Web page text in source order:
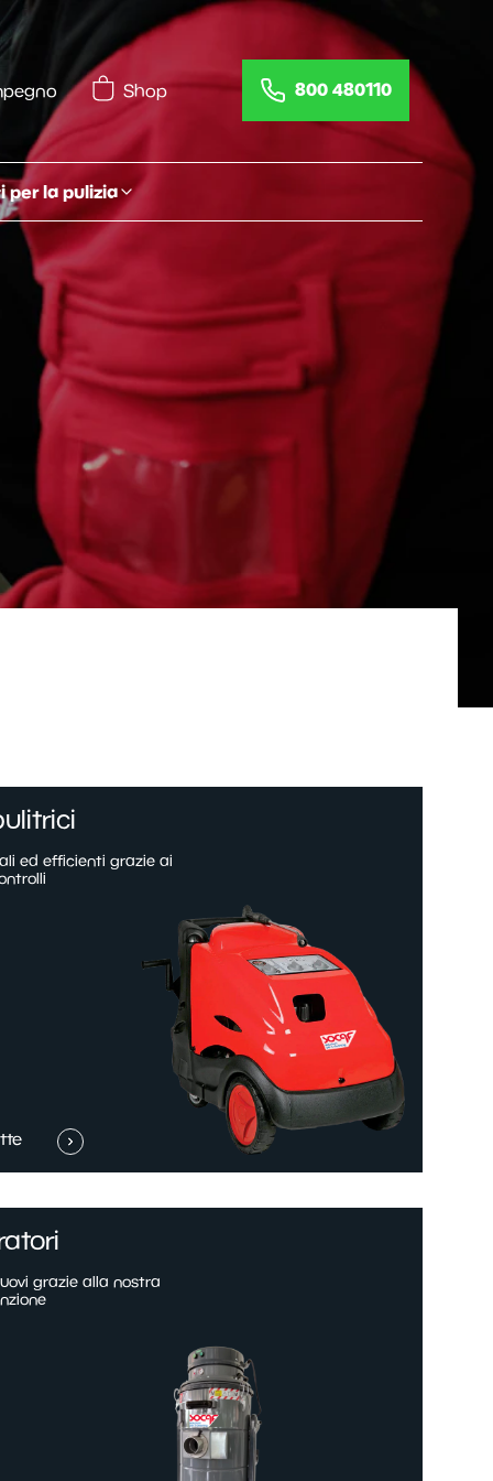
Shop 800 480110
per la pulizia
ed efficienti grazie ai
grazie alla nostra